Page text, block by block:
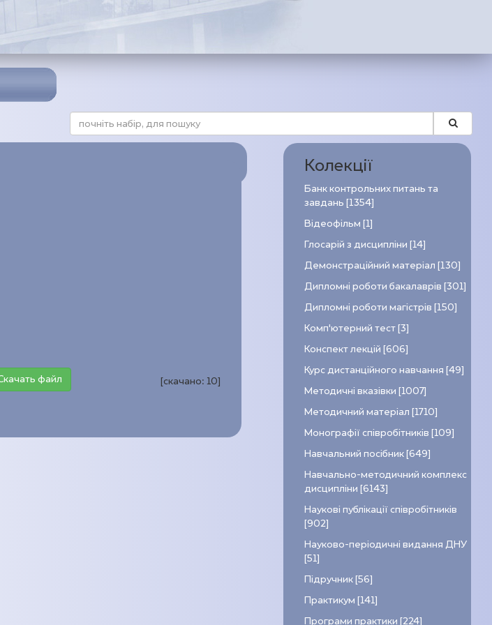
файл [скачано:10]
Колекції
Банк контрольних питань та
завдань [1354]
Відеофільм [1]
Глосарій з дисципліни [14]
Демонстраційний матеріал [130]
Дипломні роботи бакалаврів [301]
Дипломні роботи магістрів [150]
Комп’ютерний тест [3]
Конспект лекцій [606]
Курс дистанційного навчання [49]
Методичні вказівки [1007]
Методичний матеріал [1710]
Монографії співробітників [109]
Навчальний посібник [649]
Навчально-методичний комплекс
дисципліни [6143]
Наукові публікації співробітників
[902]
Науково-періодичні видання ДНУ
[51]
Підручник [56]
Практикум [141]
Програми практики [224]